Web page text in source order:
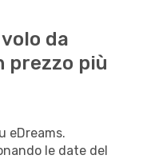
da
prezzo più
eDreams.
le date del